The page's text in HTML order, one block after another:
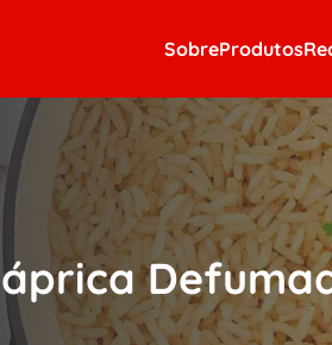
SobreProdutos